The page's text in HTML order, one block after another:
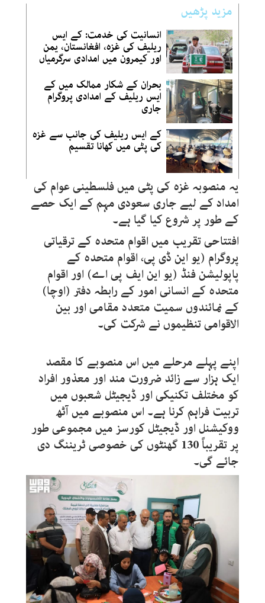
مزید پڑھیں
انسانیت کی خدمت: کے ایس
ریلیف کی غزہ، افغانستان، یمن
اور کیمرون میں امدادی سرگرمیاں
بحران کے شکار ممالک میں کے
ایس ریلیف کے امدادی پروگرام
جاری
کے ایس ریلیف کی جانب سے غزہ
کی پٹی میں کھانا تقسیم
یہ منصوبہ غزہ کی پٹی میں فلسطینی عوام کی
امداد کے لیے جاری سعودی مہم کے ایک حصے
کے طور پر شروع کیا گیا ہے۔
افتتاحی تقریب میں اقوام متحدہ کے ترقیاتی
پروگرام (یو این ڈی پی، اقوام متحدہ کے
پاپولیشن فنڈ (یو این ایف پی اے) اور اقوام
متحدہ کے انسانی امور کے رابطہ دفتر (اوچا)
کے نمائندوں سمیت متعدد مقامی اور بین
الاقوامی تنظیموں نے شرکت کی۔
اپنے پہلے مرحلے میں اس منصوبے کا مقصد
ایک ہزار سے زائد ضرورت مند اور معذور افراد
کو مختلف تکنیکی اور ڈیجیٹل شعبوں میں
تربیت فراہم کرنا ہے۔ اس منصوبے میں آٹھ
ووکیشنل اور ڈیجیٹل کورسز میں مجموعی طور
پر تقریباً 130 گھنٹوں کی خصوصی ٹریننگ دی
جائے گی۔